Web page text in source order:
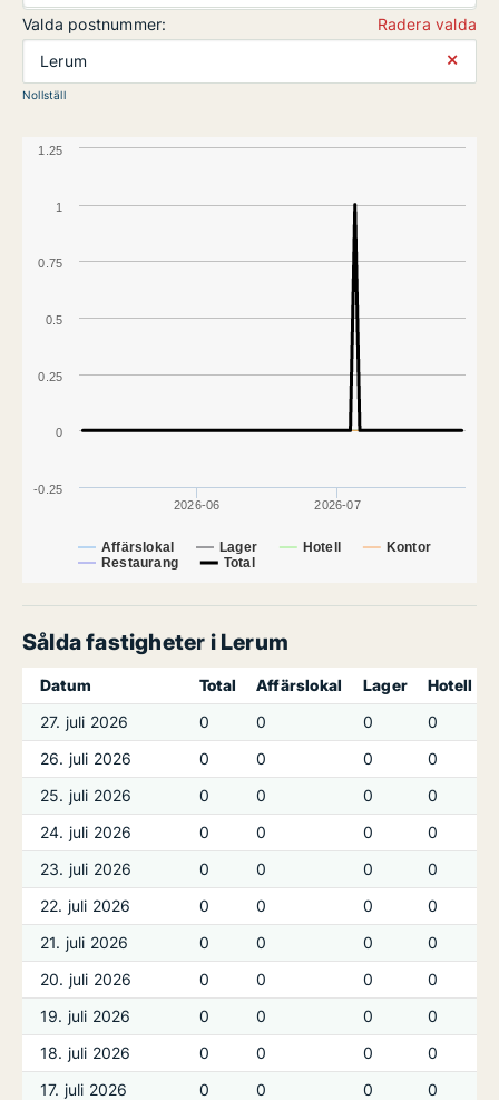
Valda postnummer:
Radera valda
Lerum
⨯
Nollställ
Affärslokal Lager Hotell
Kontor
Restaurang
Total
2026-06 2026-07
0
1
-0.25
0.25
0.5
0.75
1.25
Sålda fastigheter i Lerum
Datum Total Affärslokal Lager Hotell
27. juli 2026
0 0 0 0
26. juli 2026
0 0 0 0
25. juli 2026
0 0 0 0
24. juli 2026
0 0 0 0
23. juli 2026
0 0 0 0
22. juli 2026
0 0 0 0
21. juli 2026
0 0 0 0
20. juli 2026
0 0 0 0
19. juli 2026
0 0 0 0
18. juli 2026
0 0 0 0
17. juli 2026
0 0 0 0